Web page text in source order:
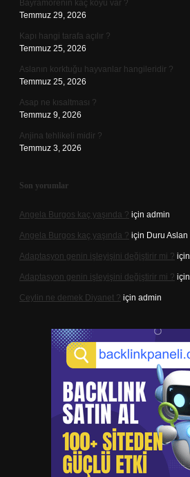
Bayramörenin kaç köyü var ?
Temmuz 29, 2026
Kapı hangi tarafa açılır ?
Temmuz 25, 2026
Aslanın korktuğu hayvanlar hangileridir ?
Temmuz 25, 2026
Asap ne kısaltması ?
Temmuz 9, 2026
Anjina tehlikeli midir ?
Temmuz 3, 2026
Son yorumlar
Angela Burgos kaç yaşında ? için admin
Angela Burgos kaç yaşında ? için Duru Aslan
Adaptasyon genin işleyişini değiştirir mi ? için
Adaptasyon genin işleyişini değiştirir mi ? için
Ceylin ne demek Diyanet ? için admin